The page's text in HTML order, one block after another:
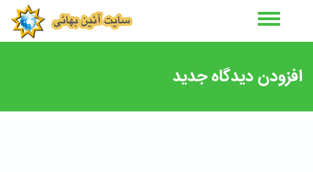
افزودن دیدگاه جدید